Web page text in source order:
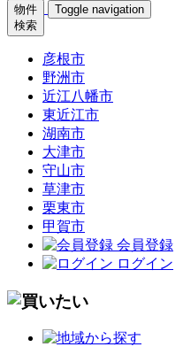
物件
検索
Toggle navigation
彦根市
野洲市
近江八幡市
東近江市
湖南市
大津市
守山市
草津市
栗東市
甲賀市
会員登録
ログイン